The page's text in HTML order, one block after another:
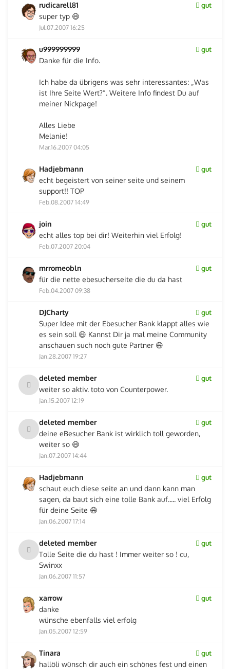
rudicarell81 gut
super typ 😄
Jul.07.2007 16:25
u999999999 gut
Danke für die Info.
Ich habe da übrigens was sehr interessantes: „Was
ist Ihre Seite Wert?“. Weitere Info findest Du auf
meiner Nickpage!
Alles Liebe
Melanie!
Mar.16.2007 04:05
Hadjebmann gut
echt begeistert von seiner seite und seinem
support!! TOP
Feb.08.2007 14:49
join gut
echt alles top bei dir! Weiterhin viel Erfolg!
Feb.07.2007 20:04
mrromeobln gut
für die nette ebesucherseite die du da hast
Feb.04.2007 09:38
DJCharty gut
Super Idee mit der Ebesucher Bank klappt alles wie
es sein soll 😄 Kannst Dir ja mal meine Community
anschauen such noch gute Partner 😄
Jan.28.2007 19:27
deleted member gut
weiter so aktiv. toto von Counterpower.
Jan.15.2007 12:19
deleted member gut
deine eBesucher Bank ist wirklich toll geworden,
weiter so 😄
Jan.07.2007 14:44
Hadjebmann gut
schaut euch diese seite an und dann kann man
sagen, da baut sich eine tolle Bank auf..... viel Erfolg
für deine Seite 😄
Jan.06.2007 17:14
deleted member gut
Tolle Seite die du hast ! Immer weiter so ! cu,
Swinxx
Jan.06.2007 11:57
xarrow gut
danke
wünsche ebenfalls viel erfolg
Jan.05.2007 12:59
Tinara gut
hallöli wünsch dir auch ein schönes fest und einen